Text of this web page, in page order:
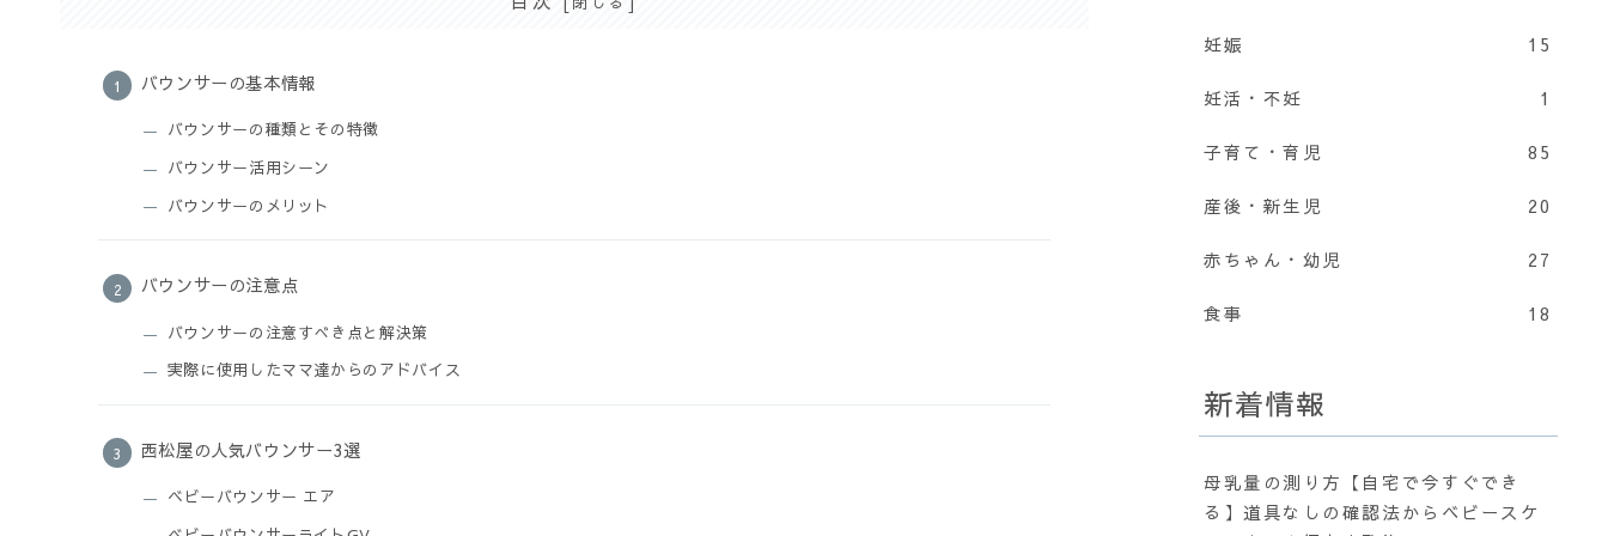
バウンサーの基本情報
バウンサーの種類とその特徴
バウンサー活用シーン
バウンサーのメリット
バウンサーの注意点
バウンサーの注意すべき点と解決策
実際に使用したママ達からのアドバイス
西松屋の人気バウンサー3選
ベビーバウンサー エア
妊娠 15
妊活・不妊 1
子育て・育児 85
産後・新生児 20
赤ちゃん・幼児 27
食事 18
新着情報
母乳量の測り方【自宅で今すぐでき
る】道具なしの確認法からベビースケ